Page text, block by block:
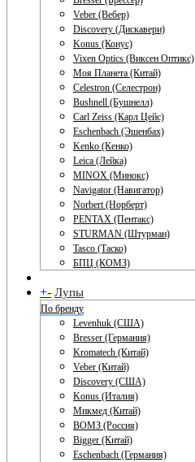
Veber (Вебер)
Discovery (Дискавери)
Konus (Конус)
Vixen Optics (Виксен Оптикс)
Моя Планета (Китай)
Celestron (Селестрон)
Bushnell (Бушнелл)
Carl Zeiss (Карл Цейс)
Eschenbach (Эшенбах)
Kenko (Кенко)
Leica (Лейка)
MINOX (Минокс)
Navigator (Навигатор)
Norbert (Норберт)
PENTAX (Пентакс)
STURMAN (Штурман)
Tasco (Таско)
БПЦ (КОМЗ)
+- Лупы
По бренду
Levenhuk (США)
Bresser (Германия)
Kromatech (Китай)
Veber (Китай)
Discovery (США)
Konus (Италия)
Микмед (Китай)
ВОМЗ (Россия)
Bigger (Китай)
Eschenbach (Германия)